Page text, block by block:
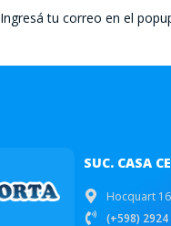
Ingresá tu correo en el
SUC. CASA
Hocquart
(+598)